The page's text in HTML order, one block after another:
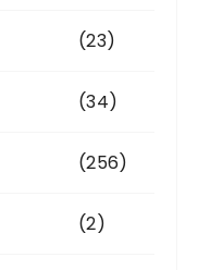
(23)
(34)
(256)
(2)